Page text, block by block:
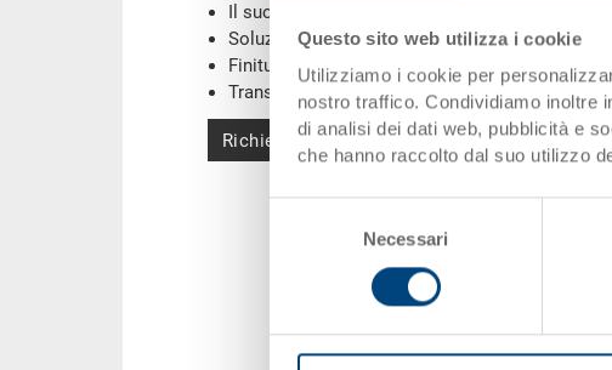
Questo sito web utilizza i cookie
Utilizziamo i cookie per
nostro traffico. Condividiamo inoltre
di analisi dei dati web, pubblicità e
che hanno raccolto dal suo utilizzo
Necessari
Il suo logo / etichette
Soluzioni individuali
Finiture
Transponder (RFID) / Barcodes (Esempi)
Richiedi offerta